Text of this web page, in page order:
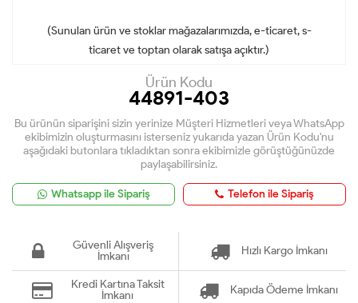
(Sunulan ürün ve stoklar mağazalarımızda, e-ticaret, s-
ticaret ve toptan olarak satışa açıktır.)
Ürün Kodu
44891-403
Bu ürünün siparişini sizin yerinize Müşteri Hizmetleri veya WhatsApp
ekibimizin oluşturmasını isterseniz yukarıda yazan Ürün Kodu'nu
aşağıdaki butonlara tıkladıktan sonra ekibimizle görüştüğünüzde
paylaşabilirsiniz.
Whatsapp ile Sipariş Telefon ile Sipariş
Güvenli Alışveriş
İmkanı
Hızlı Kargo İmkanı
Kredi Kartına Taksit
İmkanı
Kapıda Ödeme İmkanı